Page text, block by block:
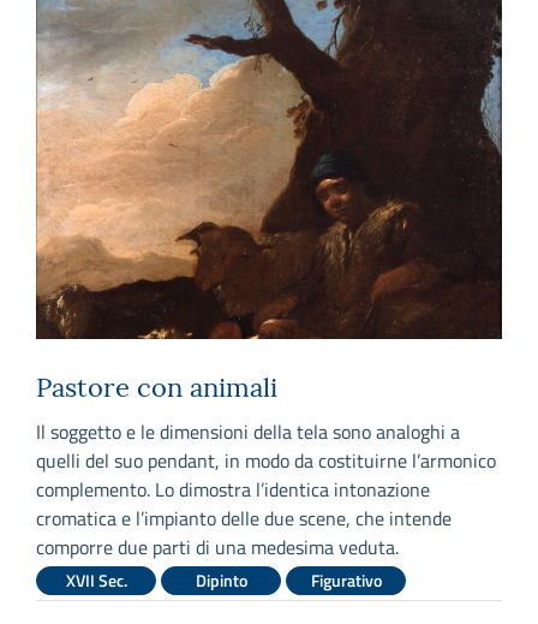
Pastore con animali
Il soggetto e le dimensioni della tela sono analoghi a
quelli del suo pendant, in modo da costituirne l’armonico
complemento. Lo dimostra l’identica intonazione
cromatica e l’impianto delle due scene, che intende
comporre due parti di una medesima veduta.
XVII Sec. Dipinto Figurativo